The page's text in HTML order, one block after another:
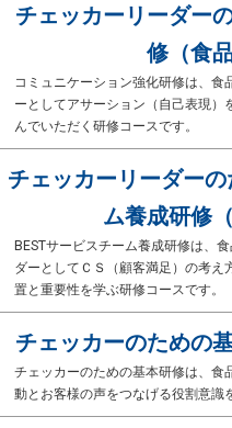
チェッカーリーダー
修（食
コミュニケーション強化研修は、
ーとしてアサーション（自己表現
んでいただく研修コースです。
チェッカーリーダー
ム養成研修
BESTサービスチーム養成研修は、
ダーとしてＣＳ（顧客満足）の考え
置と重要性を学ぶ研修コースです。
チェッカーのための
チェッカーのための基本研修は、食
動とお客様の声をつなげる役割意識